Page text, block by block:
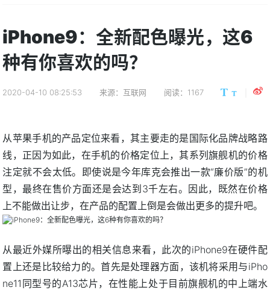
iPhone9：全新配色曝光，这6
种有你喜欢的吗？
2020-04-10 08:25:53 来源：互联网 阅读：1167
从苹果手机的产品定位来看，其主要走的是国际化品牌战略路
线，正因为如此，在手机的价格定位上，其系列旗舰机的价格
注定就不会太低。即使说是今年库克会推出一款“廉价版”的机
型，最终在售价方面还是会达到3千左右。因此，既然在价格
上不能做出让步，在产品的配置上倒是会做出更多的提升吧。
从最近外媒所曝出的相关信息来看，此次的iPhone9在硬件配
置上还是比较给力的。首先是处理器方面，该机将采用与iPho
ne11同型号的A13芯片，在性能上处于目前旗舰机的中上端水